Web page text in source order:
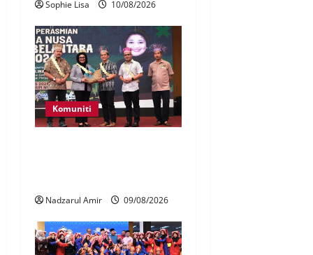
Sophie Lisa 10/08/2026
Komuniti
Nadzarul Amir 09/08/2026